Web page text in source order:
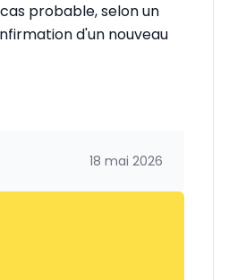
probable, selon un
d'un nouveau
18 mai 2026